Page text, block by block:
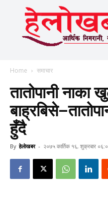
Home समाचार
तातोपानी नाका
हुँदै
By हेलाेखबर - २०७५ कार्तिक १६, शुक्रबार